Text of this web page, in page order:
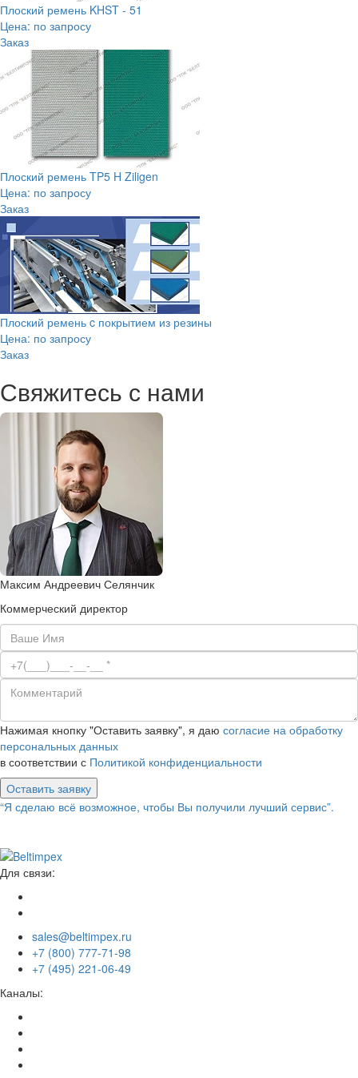
Плоский ремень KHST - 51
Цена: по запросу
Заказ
Плоский ремень TP5 H Ziligen
Цена: по запросу
Заказ
Плоский ремень c покрытием из резины
Цена: по запросу
Заказ
Свяжитесь с нами
Максим Андреевич Селянчик
Коммерческий директор
Нажимая кнопку "Оставить заявку", я даю согласие на обработку
персональных данных
в соответствии с Политикой конфиденциальности
Оставить заявку
“Я сделаю всё возможное, чтобы Вы получили лучший сервис”.
Для связи:
sales@beltimpex.ru
+7 (800) 777-71-98
+7 (495) 221-06-49
Каналы: